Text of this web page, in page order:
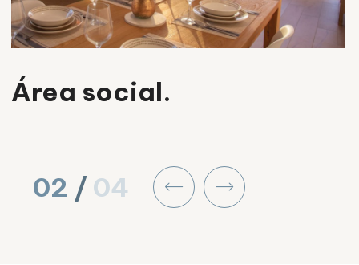
Área social.
02 / 04